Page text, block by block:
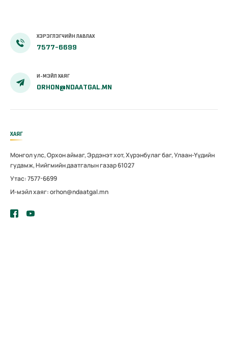
ХЭРЭГЛЭГЧИЙН ЛАВЛАХ
7577-6699
И-МЭЙЛ ХАЯГ
ORHON@NDAATGAL.MN
ХАЯГ
Монгол улс, Орхон аймаг, Эрдэнэт хот, Хүрэнбулаг баг, Улаан-Үүдийн
гудамж, Нийгмийн даатгалын газар 61027
Утас: 7577-6699
И-мэйл хаяг: orhon@ndaatgal.mn